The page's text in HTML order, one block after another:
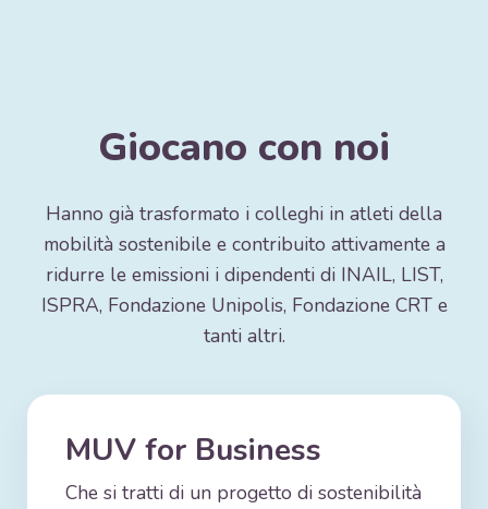
Giocano con noi
Hanno già trasformato i colleghi in atleti della
mobilità sostenibile e contribuito attivamente a
ridurre le emissioni i dipendenti di INAIL, LIST,
ISPRA, Fondazione Unipolis, Fondazione CRT e
tanti altri.
MUV for Business
Che si tratti di un progetto di sostenibilità